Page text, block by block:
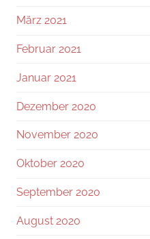
März 2021
Februar 2021
Januar 2021
Dezember 2020
November 2020
Oktober 2020
September 2020
August 2020